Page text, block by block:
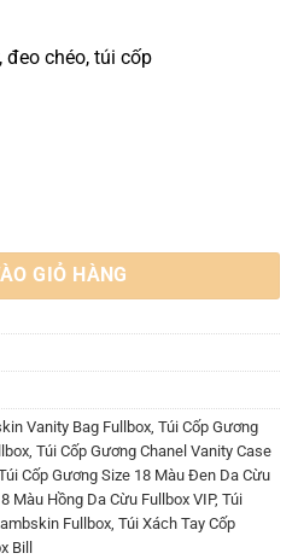
đeo chéo, túi cốp
Case Black Lambskin Size 18 Fullbox
GIỎ HÀNG
Vanity Bag Fullbox, Túi Cốp Gương
, Túi Cốp Gương Chanel Vanity Case
Cốp Gương Size 18 Màu Đen Da Cừu
Màu Hồng Da Cừu Fullbox VIP, Túi
Fullbox, Túi Xách Tay Cốp
Bill